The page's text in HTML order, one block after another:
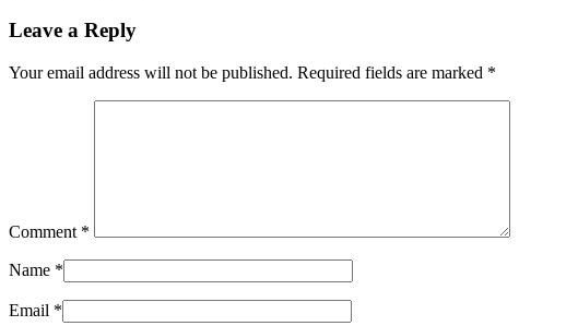
Leave a Reply
Your email address will not be published. Required fields are marked *
Comment *
Name *
Email *